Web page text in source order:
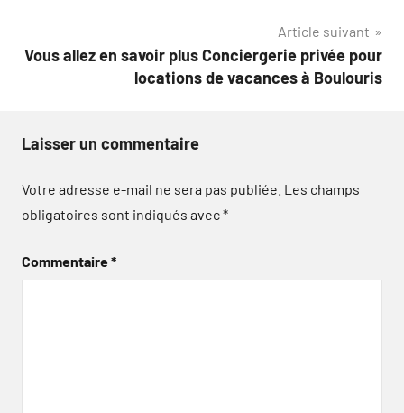
Article suivant
Vous allez en savoir plus Conciergerie privée pour
locations de vacances à Boulouris
Laisser un commentaire
Votre adresse e-mail ne sera pas publiée. Les champs
obligatoires sont indiqués avec*
Commentaire*